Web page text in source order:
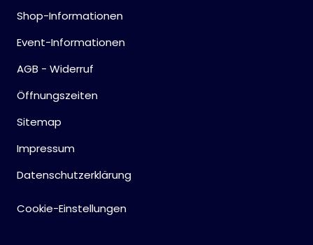
Shop-Informationen
Event-Informationen
AGB - Widerruf
Öffnungszeiten
Sitemap
Impressum
Datenschutzerklärung
Cookie-Einstellungen